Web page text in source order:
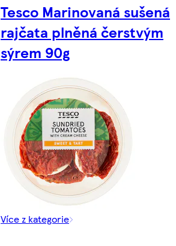
Tesco Marinovaná sušená
rajčata plněná čerstvým
sýrem 90g
Více z kategorie